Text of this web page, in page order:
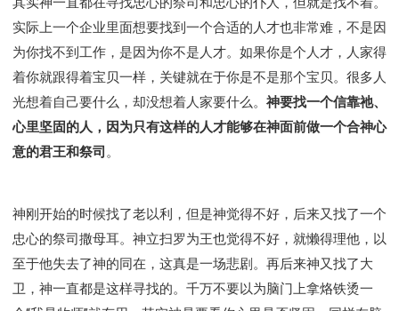
命定性格系列
使徒保罗的福音
属灵的世界
属灵人的好习惯
打开天上祝福的窗口
神迹系列
愚蠢系列
胜过撒但系列
得胜的性格
耶和华是我的牧者
301课程 - 领袖实操课程
302课程 - 新人接待
308课程 - 牧养理论基础培训
Y131课程 - 主动学习
实际上一个企业里面想要找到一个合适的人才也非常难，不是因
为你找不到工作，是因为你不是人才。如果你是个人才，人家得
着你就跟得着宝贝一样，关键就在于你是不是那个宝贝。很多人
光想着自己要什么，却没想着人家要什么。 神要找一个信靠祂、
心里坚固的人，因为只有这样的人才能够在神面前做一个合神心
意的君王和祭司 。
神刚开始的时候找了老以利，但是神觉得不好，后来又找了一个
忠心的祭司撒母耳。神立扫罗为王也觉得不好，就懒得理他，以
至于他失去了神的同在，这真是一场悲剧。再后来神又找了大
卫，神一直都是这样寻找的。千万不要以为脑门上拿烙铁烫一